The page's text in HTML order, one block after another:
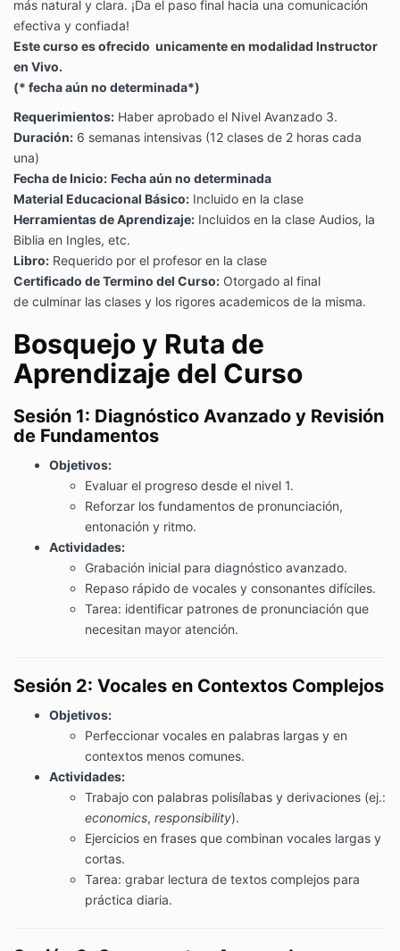
más natural y clara. ¡Da el paso final hacia una comunicación
efectiva y confiada!
Este curso es ofrecido unicamente en modalidad Instructor
en Vivo.
(* fecha aún no determinada*)
Requerimientos: Haber aprobado el Nivel Avanzado 3.
Duración: 6 semanas intensivas (12 clases de 2 horas cada
una)
Fecha de Inicio: Fecha aún no determinada
Material Educacional Básico: Incluido en la clase
Herramientas de Aprendizaje: Incluidos en la clase Audios, la
Biblia en Ingles, etc.
Libro: Requerido por el profesor en la clase
Certificado de Termino del Curso: Otorgado al final
de culminar las clases y los rigores academicos de la misma.
Bosquejo y Ruta de
Aprendizaje del Curso
Sesión 1: Diagnóstico Avanzado y Revisión
de Fundamentos
Objetivos:
Evaluar el progreso desde el nivel 1.
Reforzar los fundamentos de pronunciación,
entonación y ritmo.
Actividades:
Grabación inicial para diagnóstico avanzado.
Repaso rápido de vocales y consonantes difíciles.
Tarea: identificar patrones de pronunciación que
necesitan mayor atención.
Sesión 2: Vocales en Contextos Complejos
Objetivos:
Perfeccionar vocales en palabras largas y en
contextos menos comunes.
Actividades:
Trabajo con palabras polisílabas y derivaciones (ej.:
economics, responsibility).
Ejercicios en frases que combinan vocales largas y
cortas.
Tarea: grabar lectura de textos complejos para
práctica diaria.